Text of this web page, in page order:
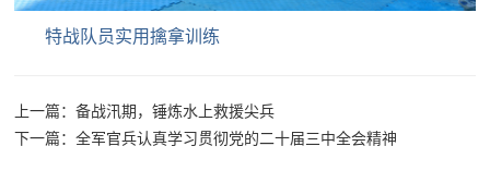
务
防
文
防
红
文
特战队员实用擒拿训练
上一篇：备战汛期，锤炼水上救援尖兵
下一篇：全军官兵认真学习贯彻党的二十届三中全会精神